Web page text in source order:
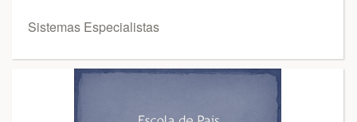
Sistemas Especialistas